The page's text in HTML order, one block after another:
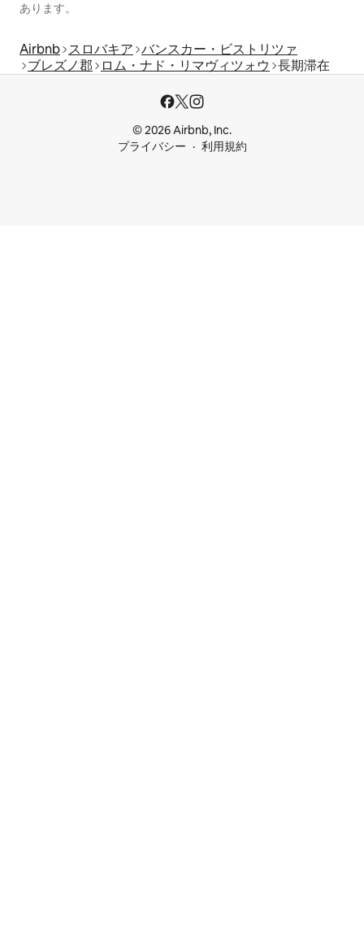
あります。
Airbnb スロバキア バンスカー・ビストリツァ
ブレズノ郡
ロム・ナド・リマヴィツォウ 長期滞在
© 2026 Airbnb, Inc.
プライバシー
利用規約